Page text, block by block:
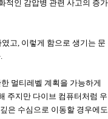
적인 감압병 관련 사고의 증가
고, 이렇게 함으로 생기는 문
.
멀티레벨 계획을 가능하게
주지만 다이브 컴퓨터처럼 우
은 수심으로 이동할 경우에도